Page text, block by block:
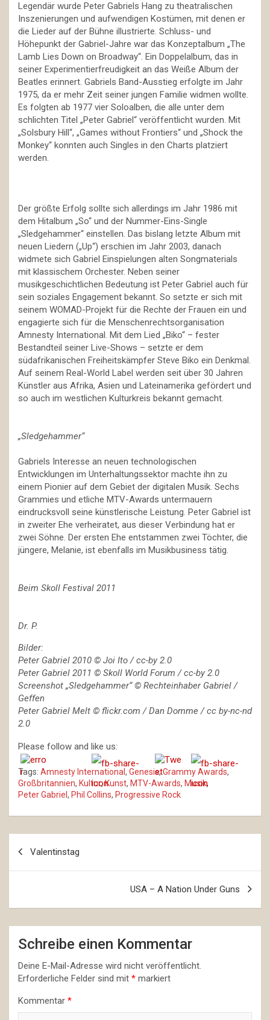
Legendär wurde Peter Gabriels Hang zu theatralischen
Inszenierungen und aufwendigen Kostümen, mit denen er
die Lieder auf der Bühne illustrierte. Schluss- und
Höhepunkt der Gabriel-Jahre war das Konzeptalbum „The
Lamb Lies Down on Broadway“. Ein Doppelalbum, das in
seiner Experimentierfreudigkeit an das Weiße Album der
Beatles erinnert. Gabriels Band-Ausstieg erfolgte im Jahr
1975, da er mehr Zeit seiner jungen Familie widmen wollte.
Es folgten ab 1977 vier Soloalben, die alle unter dem
schlichten Titel „Peter Gabriel“ veröffentlicht wurden. Mit
„Solsbury Hill“, „Games without Frontiers“ und „Shock the
Monkey“ konnten auch Singles in den Charts platziert
werden.
Der größte Erfolg sollte sich allerdings im Jahr 1986 mit
dem Hitalbum „So“ und der Nummer-Eins-Single
„Sledgehammer“ einstellen. Das bislang letzte Album mit
neuen Liedern („Up“) erschien im Jahr 2003, danach
widmete sich Gabriel Einspielungen alten Songmaterials
mit klassischem Orchester. Neben seiner
musikgeschichtlichen Bedeutung ist Peter Gabriel auch für
sein soziales Engagement bekannt. So setzte er sich mit
seinem WOMAD-Projekt für die Rechte der Frauen ein und
engagierte sich für die Menschenrechtsorganisation
Amnesty International. Mit dem Lied „Biko“ – fester
Bestandteil seiner Live-Shows – setzte er dem
südafrikanischen Freiheitskämpfer Steve Biko ein Denkmal.
Auf seinem Real-World Label werden seit über 30 Jahren
Künstler aus Afrika, Asien und Lateinamerika gefördert und
so auch im westlichen Kulturkreis bekannt gemacht.
„Sledgehammer“
Gabriels Interesse an neuen technologischen
Entwicklungen im Unterhaltungssektor machte ihn zu
einem Pionier auf dem Gebiet der digitalen Musik. Sechs
Grammies und etliche MTV-Awards untermauern
eindrucksvoll seine künstlerische Leistung. Peter Gabriel ist
in zweiter Ehe verheiratet, aus dieser Verbindung hat er
zwei Söhne. Der ersten Ehe entstammen zwei Töchter, die
jüngere, Melanie, ist ebenfalls im Musikbusiness tätig.
Beim Skoll Festival 2011
Dr. P.
Bilder:
Peter Gabriel 2010 © Joi Ito / cc-by 2.0
Peter Gabriel 2011 © Skoll World Forum / cc-by 2.0
Screenshot „Sledgehammer“ © Rechteinhaber Gabriel /
Geffen
Peter Gabriel Melt © flickr.com / Dan Domme / cc by-nc-nd
2.0
Please follow and like us:
Tags: Amnesty International, Genesis,Grammy Awards,
Großbritannien, Kultur,Kunst, MTV-Awards, Musik,
Peter Gabriel, Phil Collins, Progressive Rock
Valentinstag
USA – A Nation Under Guns
Schreibe einen Kommentar
Deine E-Mail-Adresse wird nicht veröffentlicht.
Erforderliche Felder sind mit * markiert
Kommentar *